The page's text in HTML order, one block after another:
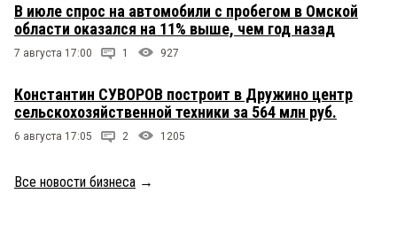
В июле спрос на автомобили с пробегом в Омской
области оказался на 11% выше, чем год назад
7 августа 17:00 1 927
Константин СУВОРОВ построит в Дружино центр
сельскохозяйственной техники за 564 млн руб.
6 августа 17:05 2 1205
Все новости бизнеса →